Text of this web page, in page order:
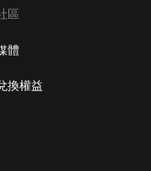
區
體
換權益